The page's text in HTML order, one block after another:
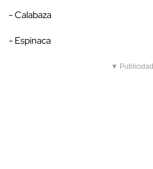
- Calabaza
- Espinaca
▼ Publicidad